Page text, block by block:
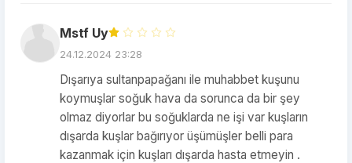
Mstf Uy
24.12.2024 23:28
Dışarıya sultanpapağanı ile muhabbet kuşunu
koymuşlar soğuk hava da sorunca da bir şey
olmaz diyorlar bu soğuklarda ne işi var kuşların
dışarda kuşlar bağırıyor üşümüşler belli para
kazanmak için kuşları dışarda hasta etmeyin .